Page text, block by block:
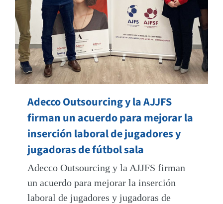
Adecco Outsourcing y la AJJFS
firman un acuerdo para mejorar la
inserción laboral de jugadores y
jugadoras de fútbol sala
Adecco Outsourcing y la AJJFS firman
un acuerdo para mejorar la inserción
laboral de jugadores y jugadoras de